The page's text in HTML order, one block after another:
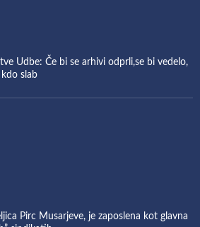
Udbe: Če bi se arhivi odprli,se bi vedelo,
slab
Pirc Musarjeve, je zaposlena kot glavna